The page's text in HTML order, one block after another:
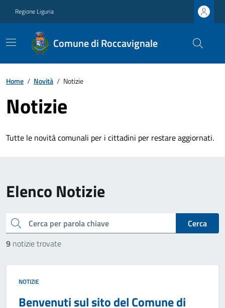
Regione Liguria
Comune di Roccavignale
Home / Novità / Notizie
Notizie
Tutte le novità comunali per i cittadini per restare aggiornati.
Elenco Notizie
cerca
Cerca
9 notizie trovate
NOTIZIE
Benvenuti sul sito del Comune di